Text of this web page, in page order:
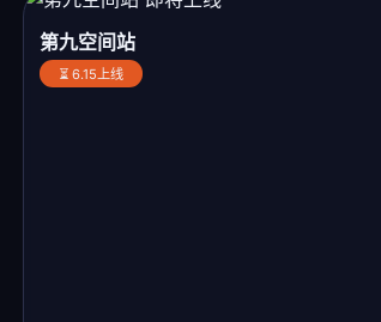
第九空间站
⏳ 6.15上线